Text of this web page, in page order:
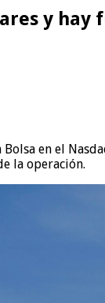
y
en el
la operación.